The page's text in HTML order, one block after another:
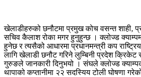
खेलाडीहरुको छनौटमा प्रमुख कोच वसन्त शाही,
सचिव कैलाश रोका मगर हुनुहुन्छ । क्लोज्ड
हुनेछ र त्यसैको आधारमा प्रधानमन्त्री कप
लागि खेलाडी छनौट गरिने लुम्बिनी प्रदेश
गुरुङले जानकारी दिनुभयो । संघले क्लोज्ड
थापाको कप्तानीमा २२ सदस्यिय टोली घोषणा